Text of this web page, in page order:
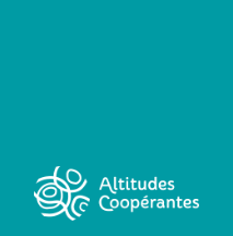
Aller au contenu